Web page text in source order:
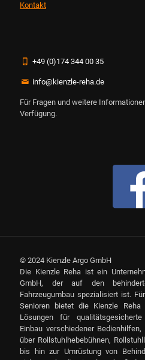
Kontakt
+49 (0)174 344 00 35
info@kienzle-reha.de
Für Fragen und weitere
Verfügung.
© 2024 Kienzle Argo GmbH
Die Kienzle Reha ist ein
GmbH, der auf den
Fahrzeugumbau spezialisiert ist.
Senioren bietet die Kienzle
Lösungen für qualitätsgesicherte
Einbau verschiedener
über Rollstuhlhebebühnen,
bis hin zur Umrüstung von